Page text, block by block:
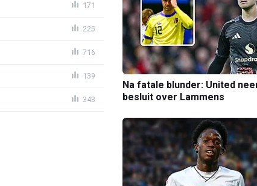
171
225
716
139
343
Na fatale blunder: United
besluit over Lammens